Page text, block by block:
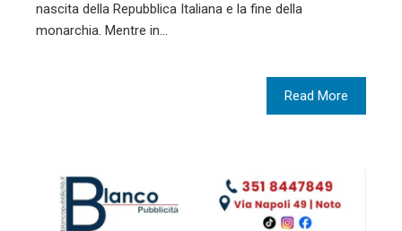
nascita della Repubblica Italiana e la fine della
monarchia. Mentre in…
Read More